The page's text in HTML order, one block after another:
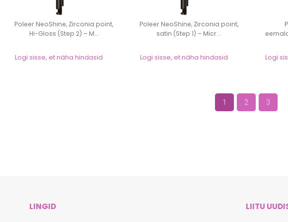
Poleer NeoShine, Zirconia point,
Hi-Gloss (Step 2) – M...
Logi sisse, et näha hindasid
Poleer NeoShine, Zirconia point,
satin (Step 1) – Micr...
Logi sisse, et näha hindasid Logi
1 2 3
LINGID LIITU